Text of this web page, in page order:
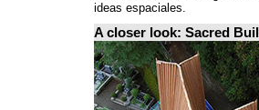
ideas espaciales.
A closer look: Sacred